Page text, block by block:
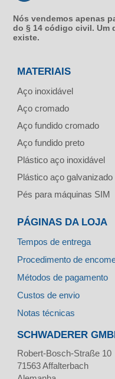
Nós vendemos apenas
do § 14 código civil. Um
existe.
MATERIAIS
Aço inoxidável
Aço cromado
Aço fundido cromado
Aço fundido preto
Plástico aço inoxidável
Plástico aço galvanizado
Pés para máquinas SIM
PÁGINAS DA LOJA
Tempos de entrega
Procedimento de
Métodos de pagamento
Custos de envio
Notas técnicas
SCHWADERER
Robert-Bosch-Straße 10
71563Affalterbach